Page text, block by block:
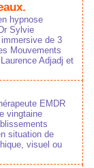
hypnose
Sylvie
de 3
Mouvements
Adjadj et
EMDR
vingtaine
situation de
visuel ou